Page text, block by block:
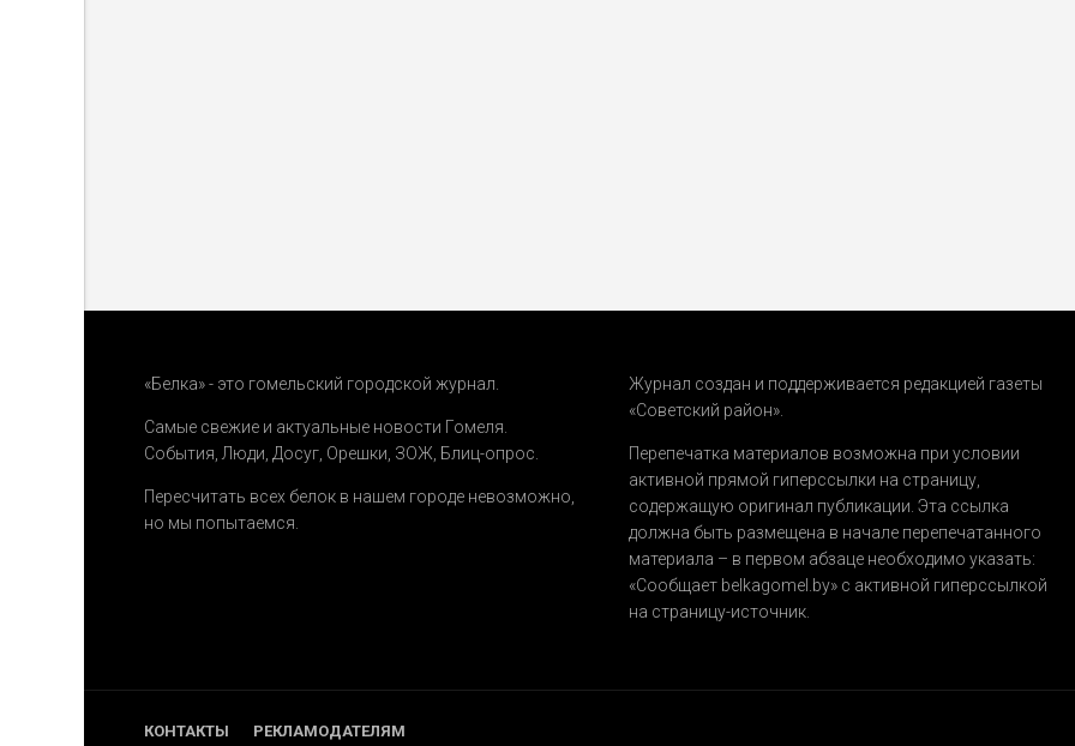
«Белка» - это гомельский городской журнал.
Самые свежие и актуальные новости Гомеля.
События Люди Досуг Орешки ЗОЖ Блиц-опрос
Пересчитать всех белок в нашем городе невозможно,
но мы попытаемся.
Журнал создан и поддерживается редакцией газеты
«Советский район».
Перепечатка материалов возможна при условии
активной прямой гиперссылки на страницу,
содержащую оригинал публикации. Эта ссылка
должна быть размещена в начале перепечатанного
материала – в первом абзаце необходимо указать:
«Сообщает belkagomel.by»с активной гиперссылкой
на страницу-источник.
КОНТАКТЫ РЕКЛАМОДАТЕЛЯМ